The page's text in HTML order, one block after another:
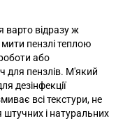
варто відразу ж
пензлі теплою
або
для пензлів. М'який
дезінфекції
всі текстури, не
штучних і натуральних